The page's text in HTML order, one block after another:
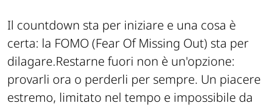
Il countdown sta per iniziare e una cosa è
certa: la FOMO (Fear Of Missing Out) sta per
dilagare.Restarne fuori non è un'opzione:
provarli ora o perderli per sempre. Un piacere
estremo, limitato nel tempo e impossibile da